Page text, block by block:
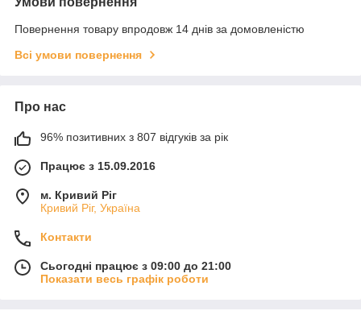
Повернення товару впродовж 14 днів за домовленістю
Всі умови повернення
Про нас
96% позитивних з 807 відгуків за рік
Працює з 15.09.2016
м. Кривий Ріг
Кривий Ріг, Україна
Контакти
Сьогодні працює з 09:00 до 21:00
Показати весь графік роботи